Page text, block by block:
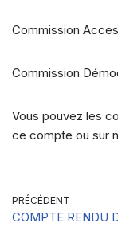
Commission
Commission
Vous pouvez les
ce compte ou sur
PRÉCÉDENT
COMPTE RENDU